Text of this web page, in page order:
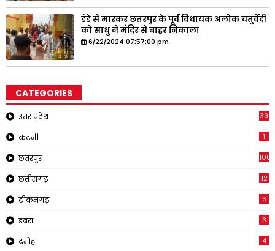
डंडे से मारकर छतरपुर के पूर्व विधायक अलोक चतुर्वेदी
को साधु ने मंदिर से बाहर निकाला
6/22/2024 07:57:00 pm
CATEGORIES
उत्तर प्रदेश 39
कटनी 1
छतरपुर 1001
छत्तीसगढ़ 12
टीकमगढ़ 3
डबरा 3
दमोह 4